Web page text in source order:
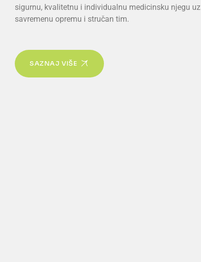
sigurnu, kvalitetnu i individualnu medicinsku njegu uz
savremenu opremu i stručan tim.
SAZNAJ VIŠE